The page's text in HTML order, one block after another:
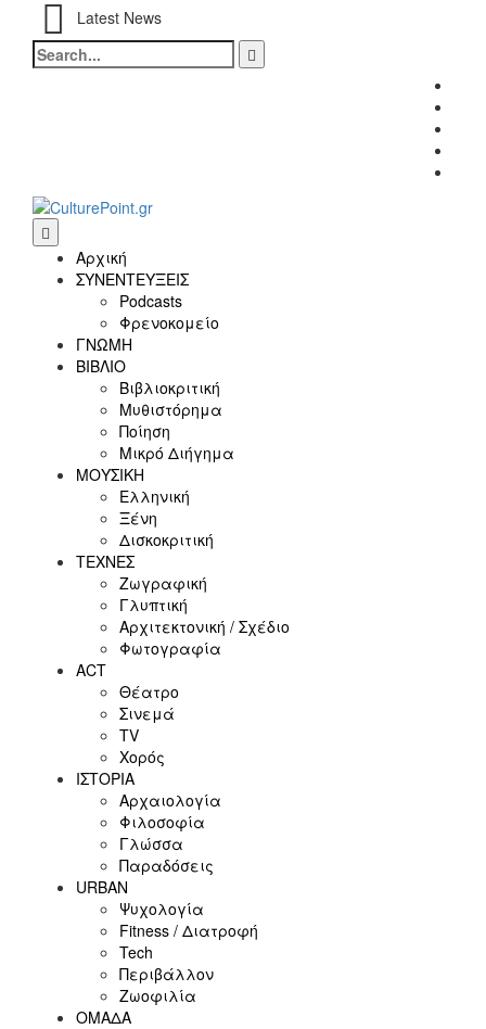
Latest News
Search
for:
Αρχική
ΣΥΝΕΝΤΕΥΞΕΙΣ
Podcasts
Φρενοκομείο
ΓΝΩΜΗ
ΒΙΒΛΙΟ
Βιβλιοκριτική
Μυθιστόρημα
Ποίηση
Μικρό Διήγημα
ΜΟΥΣΙΚΗ
Ελληνική
Ξένη
Δισκοκριτική
ΤΕΧΝΕΣ
Ζωγραφική
Γλυπτική
Αρχιτεκτονική / Σχέδιο
Φωτογραφία
ACT
Θέατρο
Σινεμά
ΤV
Χορός
ΙΣΤΟΡΙΑ
Αρχαιολογία
Φιλοσοφία
Γλώσσα
Παραδόσεις
URBAN
Ψυχολογία
Fitness / Διατροφή
Tech
Περιβάλλον
Ζωοφιλία
ΟΜΑΔΑ